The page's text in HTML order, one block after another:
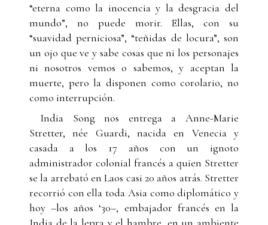
“eterna como la inocencia y la desgracia del
mundo”, no puede morir. Ellas, con su
“suavidad perniciosa”, “teñidas de locura”, son
un ojo que ve y sabe cosas que ni los personajes
ni nosotros vemos o sabemos, y aceptan la
muerte, pero la disponen como corolario, no
como interrupción.
India Song nos entrega a Anne-Marie
Stretter, née Guardi, nacida en Venecia y
casada a los 17 años con un ignoto
administrador colonial francés a quien Stretter
se la arrebató en Laos casi 20 años atrás. Stretter
recorrió con ella toda Asia como diplomático y
hoy –los años ‘30–, embajador francés en la